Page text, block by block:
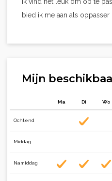
bied ik me aan als oppasser
Mijn
Ma Di Wo
Ochtend
Middag
Namiddag